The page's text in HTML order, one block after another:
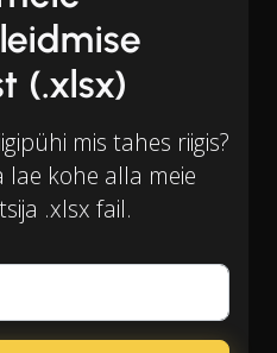
(.xlsx)
mis tahes riigis?
lae kohe alla meie
.xlsx fail.